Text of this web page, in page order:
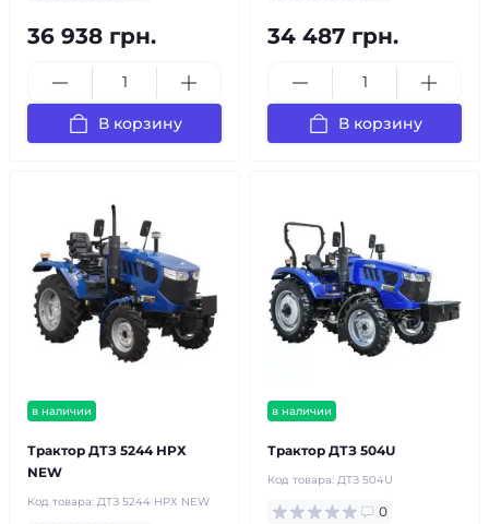
36 938 грн.
В корзину
34 487 грн.
В корзину
в наличии
Трактор ДТЗ 5244 НРХ
NEW
Код товара: ДТЗ 5244 НРХ NEW
в наличии
Трактор ДТЗ 504U
Код товара: ДТЗ 504U
0